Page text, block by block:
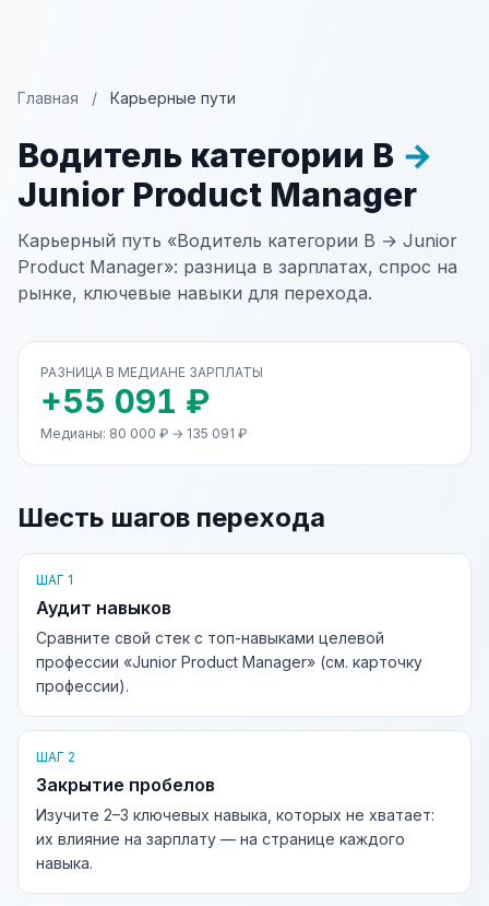
Главная / Карьерные пути
Водитель категории В →
Junior Product Manager
Карьерный путь «Водитель категории В → Junior
Product Manager»: разница в зарплатах, спрос на
рынке, ключевые навыки для перехода.
РАЗНИЦА В МЕДИАНЕ ЗАРПЛАТЫ
+55 091 ₽
Медианы: 80 000 ₽ → 135 091 ₽
Шесть шагов перехода
ШАГ 1
Аудит навыков
Сравните свой стек с топ-навыками целевой
профессии «Junior Product Manager» (см. карточку
профессии).
ШАГ 2
Закрытие пробелов
Изучите 2–3 ключевых навыка, которых не хватает:
их влияние на зарплату — на странице каждого
навыка.